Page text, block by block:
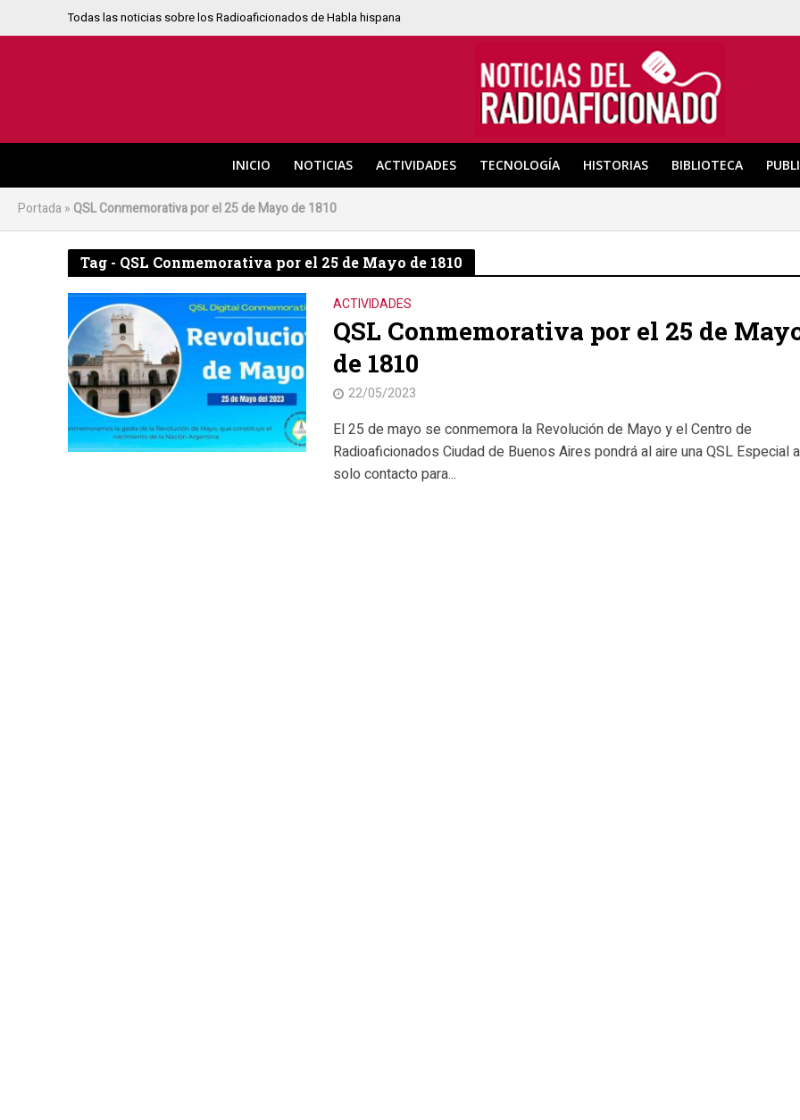
Todas las noticias sobre los Radioaficionados de Habla hispana
INICIO NOTICIAS ACTIVIDADES TECNOLOGÍA HISTORIAS BIBLIOTECA
Portada » QSL Conmemorativa por el 25 de Mayo de 1810
Tag - QSL Conmemorativa por el 25 de Mayo de 1810
ACTIVIDADES
QSL Conmemorativa por el 25 de
de 1810
22/05/2023
El 25 de mayo se conmemora la Revolución de Mayo y el Centro de
Radioaficionados Ciudad de Buenos Aires pondrá al aire una QSL Especial
solo contacto para...